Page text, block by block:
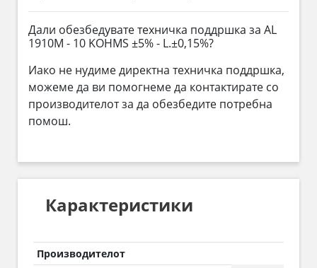
Дали обезбедувате техничка поддршка за AL
1910M - 10 KOHMS ±5% - L.±0,15%?
Иако не нудиме директна техничка поддршка,
можеме да ви помогнеме да контактирате со
производителот за да обезбедите потребна
помош.
Карактеристики
Производителот